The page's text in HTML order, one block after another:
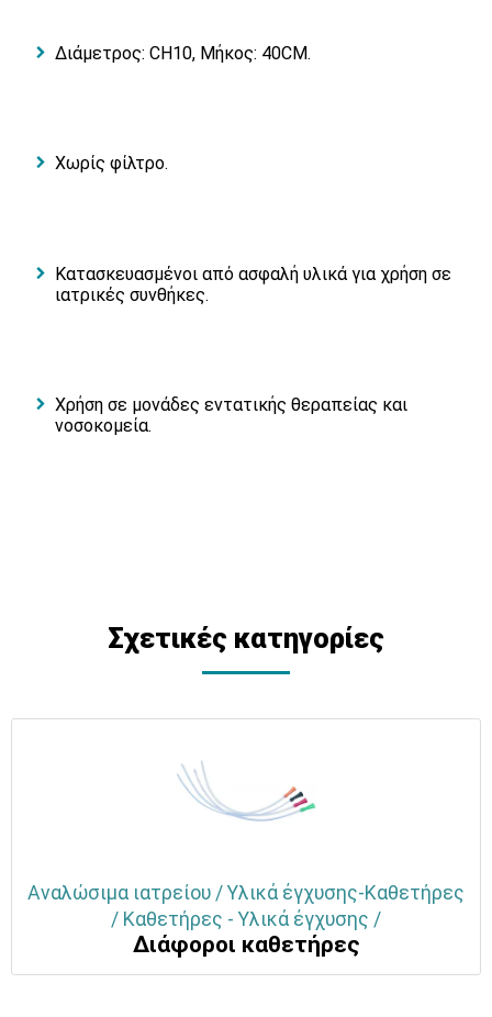
Διάμετρος: CH10, Μήκος: 40CM.
Χωρίς φίλτρο.
Κατασκευασμένοι από ασφαλή υλικά για χρήση σε
ιατρικές συνθήκες.
Χρήση σε μονάδες εντατικής θεραπείας και
νοσοκομεία.
Σχετικές κατηγορίες
Αναλώσιμα ιατρείου / Υλικά έγχυσης-Καθετήρες
/ Καθετήρες - Υλικά έγχυσης /
Διάφοροι καθετήρες